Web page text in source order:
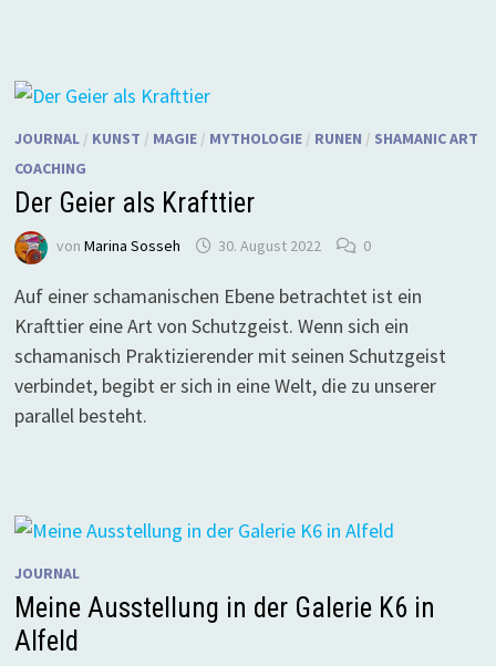
JOURNAL/ KUNST / MAGIE/ MYTHOLOGIE/ RUNEN / SHAMANIC ART
COACHING
Der Geier als Krafttier
von Marina Sosseh 30. August 2022 0
Auf einer schamanischen Ebene betrachtet ist ein
Krafttier eine Art von Schutzgeist. Wenn sich ein
schamanisch Praktizierender mit seinen Schutzgeist
verbindet, begibt er sich in eine Welt, die zu unserer
parallel besteht.
JOURNAL
Meine Ausstellung in der Galerie K6 in
Alfeld